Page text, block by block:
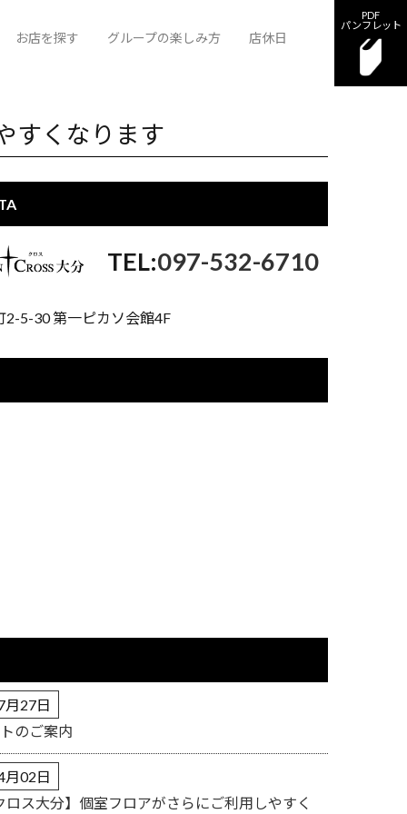
お店を探す グループの楽しみ方 店休日
PDF
パンフレット
すくなります
097-532-6710
2-5-30 第一ピカソ会館4F
月27日
のご案内
月02日
ロス大分】個室フロアがさらにご利用しやすく